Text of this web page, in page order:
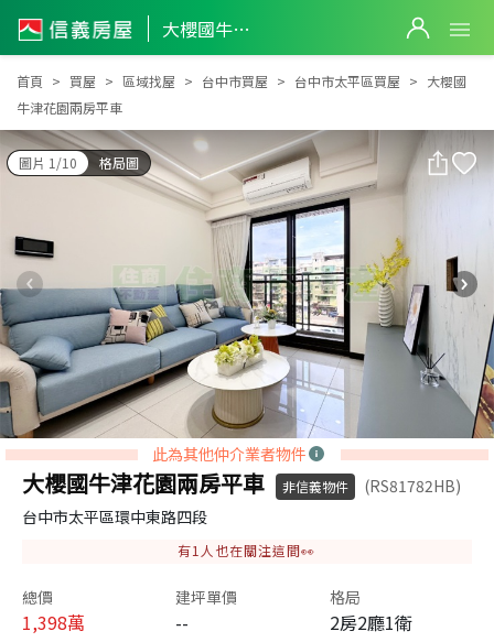
大櫻國牛津花園兩房平車
大櫻國牛津花園兩房平車
首頁 買屋 區域找屋 台中市買屋 台中市太平區買屋
大櫻國
牛津花園兩房平車
圖片 1/10 格局圖
此為其他仲介業者物件
大櫻國牛津花園兩房平車 非信義物件
(RS81782HB)
台中市太平區環中東路四段
有1 人也在關注這間👀
總價
1,398萬
建坪單價
--
格局
2房2廳1衛